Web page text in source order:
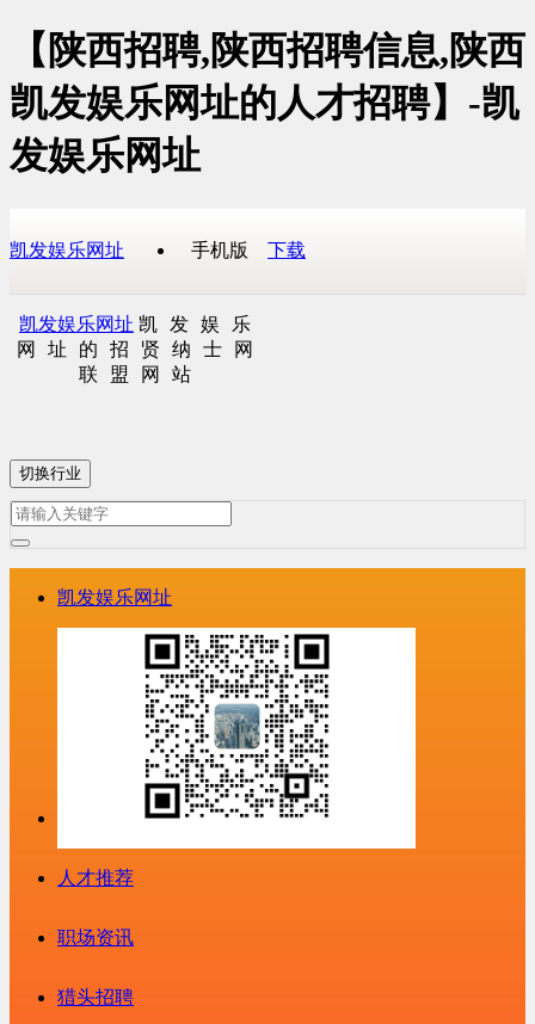
【陕西招聘,陕西招聘信息,陕西
凯发娱乐网址的人才招聘】-凯
发娱乐网址
凯发娱乐网址 手机版 下载
凯发娱乐网址 凯发娱乐
网址的招贤纳士网
联盟网站
切换行业
凯发娱乐网址
人才推荐
职场资讯
猎头招聘